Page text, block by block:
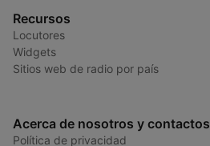
Recursos
Locutores
Widgets
Sitios web de radio por país
Acerca de nosotros y contactos
Política de privacidad